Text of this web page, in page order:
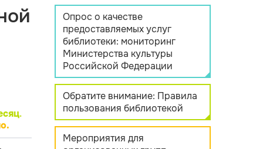
.
Опрос о качестве
предоставляемых услуг
библиотеки: мониторинг
Министерства культуры
Российской Федерации
Обратите внимание: Правила
пользования библиотекой
Мероприятия для